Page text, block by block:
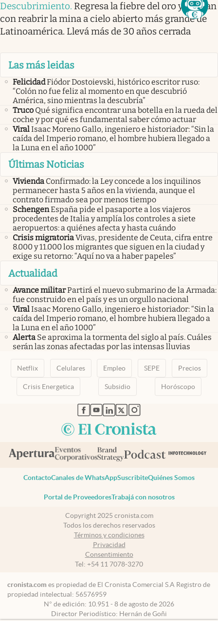
Descubrimiento. Regresa la fiebre del oro y sueñan
con reabrir la mina a cielo abierto más grande de
Latinoamérica. Llevá más de 30 años cerrada
Las más leidas
FelicidadFiódor Dostoievski, histórico escritor ruso:
“Colón no fue feliz al momento en que descubrió
América, sino mientras la descubría”
Truco Qué significa encontrar una botella en la rueda del
coche y por qué es fundamental saber cómo actuar
ViralIsaac Moreno Gallo, ingeniero e historiador: “Sin la
caída del Imperio romano, el hombre hubiera llegado a
la Luna en el año 1000”
Últimas Noticias
Vivienda Confirmado: la Ley concede a los inquilinos
permanecer hasta 5 años en la vivienda, aunque el
contrato firmado sea por menos tiempo
SchengenEspaña pide el pasaporte a los viajeros
procedentes de Italia y amplía los controles a siete
aeropuertos: a quiénes afecta y hasta cuándo
Crisis migratoriaVivas, presidente de Ceuta, cifra entre
8.000 y 11.000 los migrantes que siguen en la ciudad y
exige su retorno: “Aquí no va a haber papeles”
Actualidad
Avance militarPartirá el nuevo submarino de la Armada:
fue construido en el país y es un orgullo nacional
ViralIsaac Moreno Gallo, ingeniero e historiador: “Sin la
caída del Imperio romano, el hombre hubiera llegado a
la Luna en el año 1000”
Alerta Se aproxima la tormenta del siglo al país. Cuáles
serán las zonas afectadas por las intensas lluvias
Netflix Celulares Empleo SEPE Precios
Crisis Energetica Subsidio Horóscopo
abre en nueva pestaña
abre en nueva pestaña
abre en nueva pestaña
abre en nueva pestaña
abre en nueva pestaña
ContactoCanales de WhatsAppSuscribiteQuiénes Somos
Portal de ProveedoresTrabajá con nosotros
Copyright 2025 cronista.com
Todos los derechos reservados
Términos y condiciones
Privacidad
Consentimiento
Tel: +54 11 7078-3270
cronista.com es propiedad de El Cronista Comercial S.A Registro de
propiedad intelectual: 56576959
N° de edición: 10.951 - 8 de agosto de 2026
Director Periodístico: Hernán de Goñi